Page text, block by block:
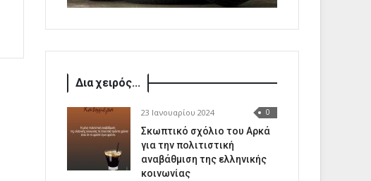
Δια χειρός...
23 Ιανουαρίου 2024 0
Σκωπτικό σχόλιο του Αρκά
για την πολιτιστική
αναβάθμιση της ελληνικής
κοινωνίας